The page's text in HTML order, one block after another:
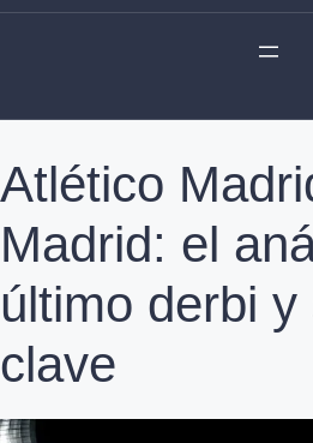
Atlético
Madrid: el
último derbi
clave